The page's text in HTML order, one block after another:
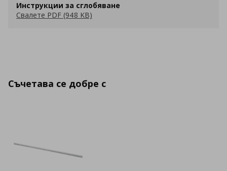
Инструкции за сглобяване
Свалете PDF (948 KB)
Съчетава се добре с